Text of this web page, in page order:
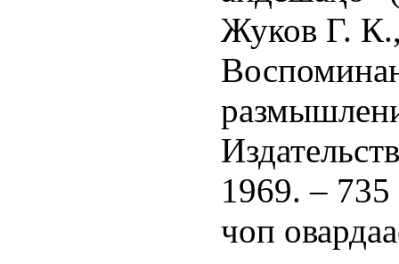
Жуков Г.
1969. –
чоп